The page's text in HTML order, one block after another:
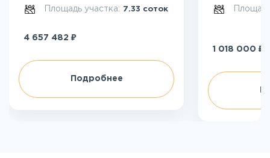
Площадь участка: 7.33 соток
4 657 482 ₽
Подробнее
1 018 000 ₽